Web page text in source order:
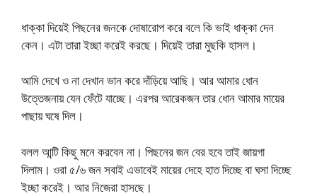
ধাক্কা দিয়েই পিছনের জনকে দোষারোপ করে বলে কি ভাই ধাক্কা দেন
কেন। এটা তারা ইচ্ছা করেই করছে। দিয়েই তারা মুছকি হাসল।
আমি দেখে ও না দেখান ভান করে দাঁড়িয়ে আছি। আর আমার ধোন
উত্তেজনায় যেন ফেঁটে যাচ্ছে। এরপর আরেকজন তার ধোন আমার মায়ের
পাছায় ঘষে দিল।
বলল আন্টি কিছু মনে করবেন না। পিছনের জন বের হবে তাই জায়গা
দিলাম। ওরা ৫/৬ জন সবাই এভাবেই মায়ের দেহে হাত দিচ্ছে বা ঘসা দিচ্ছে
ইচ্ছা করেই। আর নিজেরা হাসছে।